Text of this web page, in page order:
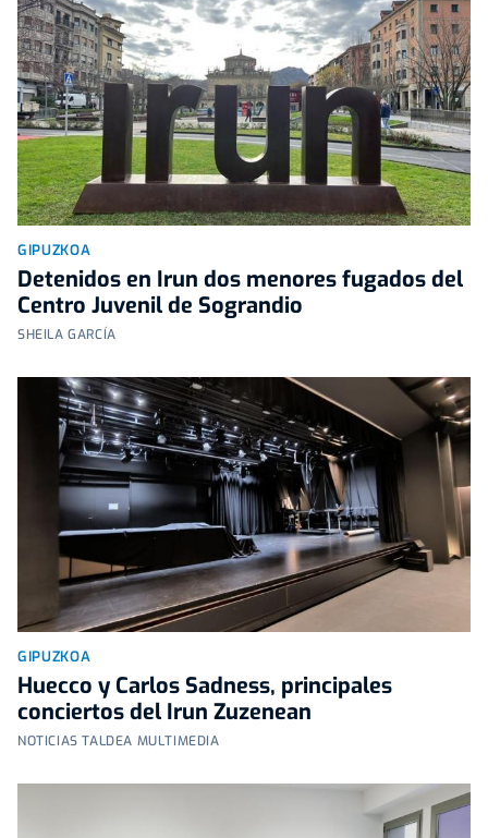
GIPUZKOA
Detenidos en Irun dos menores fugados del
Centro Juvenil de Sograndio
SHEILA GARCÍA
GIPUZKOA
Huecco y Carlos Sadness, principales
conciertos del Irun Zuzenean
NOTICIAS TALDEA MULTIMEDIA